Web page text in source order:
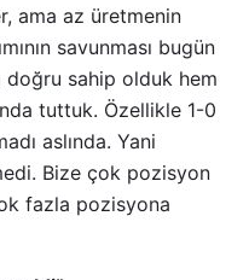
ama az üretmenin
savunması bugün
doğru sahip olduk hem
tuttuk. Özellikle 1-0
aslında. Yani
Bize çok pozisyon
fazla pozisyona